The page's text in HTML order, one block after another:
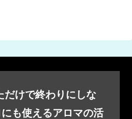
だけで終わりにしな
も使えるアロマの活